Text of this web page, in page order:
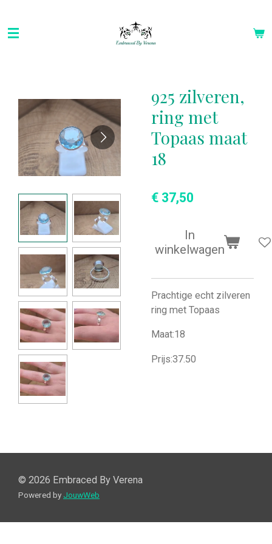
direct
naar
925 zilveren,
ring met
Topaas maat
18
€ 37,50
In
winkelwagen
Prachtige echt zilveren
ring met Topaas
Maat:18
Prijs:37.50
© 2026 Embraced By Verena
Powered by JouwWeb